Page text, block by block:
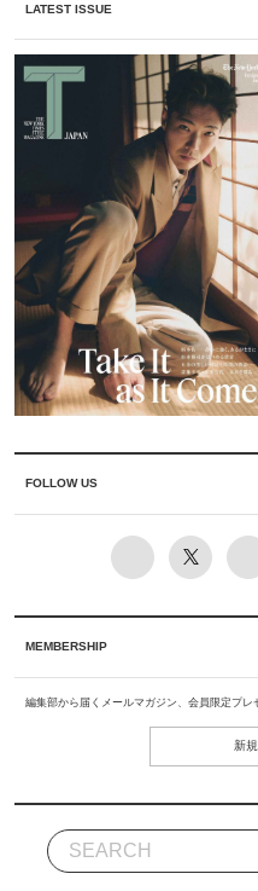
LATEST ISSUE
FOLLOW US
MEMBERSHIP
編集部から届くメールマガジン、会員限定プ
新